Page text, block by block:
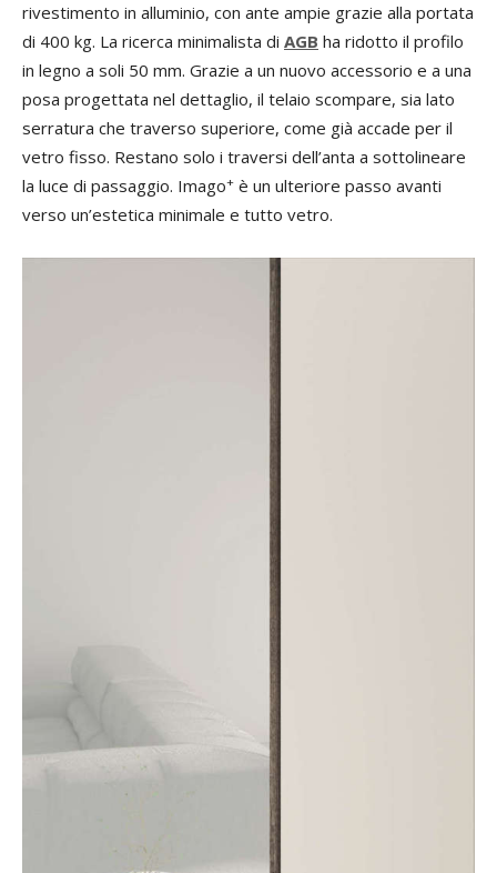
rivestimento in alluminio, con ante ampie grazie alla portata
di 400 kg. La ricerca minimalista di AGB ha ridotto il profilo
in legno a soli 50 mm. Grazie a un nuovo accessorio e a una
posa progettata nel dettaglio, il telaio scompare, sia lato
serratura che traverso superiore, come già accade per il
vetro fisso. Restano solo i traversi dell’anta a sottolineare
la luce di passaggio. Imago+ è un ulteriore passo avanti
verso un’estetica minimale e tutto vetro.